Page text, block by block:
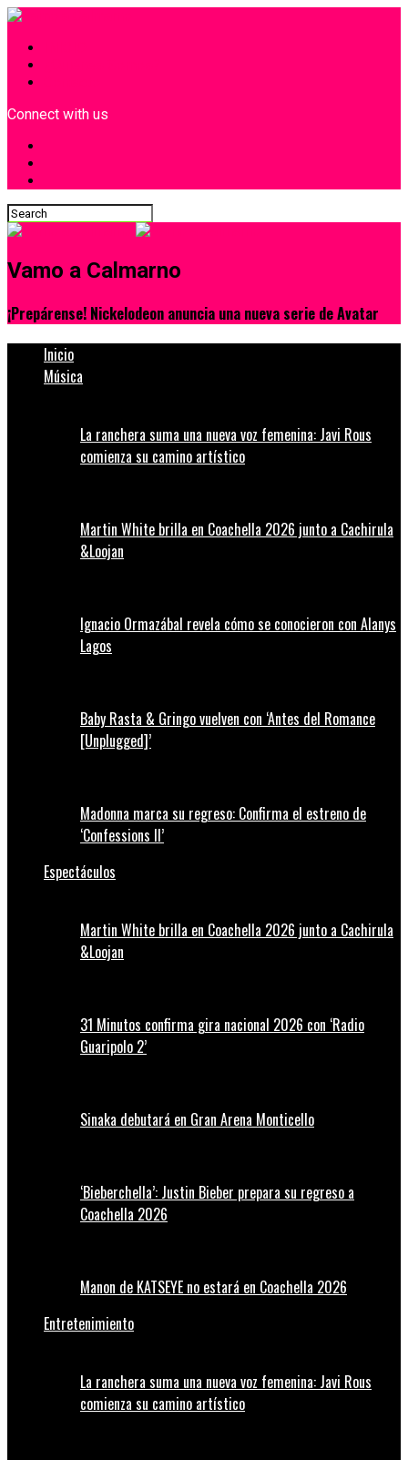
Connect with us
Vamo a Calmarno
¡Prepárense! Nickelodeon anuncia una nueva serie de Avatar
Inicio
Música
La ranchera suma una nueva voz femenina: Javi Rous
comienza su camino artístico
Martin White brilla en Coachella 2026 junto a Cachirula
&Loojan
Ignacio Ormazábal revela cómo se conocieron con Alanys
Lagos
Baby Rasta & Gringo vuelven con ‘Antes del Romance
[Unplugged]’
Madonna marca su regreso: Confirma el estreno de
‘Confessions II’
Espectáculos
Martin White brilla en Coachella 2026 junto a Cachirula
&Loojan
31 Minutos confirma gira nacional 2026 con ‘Radio
Guaripolo 2’
Sinaka debutará en Gran Arena Monticello
‘Bieberchella’: Justin Bieber prepara su regreso a
Coachella 2026
Manon de KATSEYE no estará en Coachella 2026
Entretenimiento
La ranchera suma una nueva voz femenina: Javi Rous
comienza su camino artístico